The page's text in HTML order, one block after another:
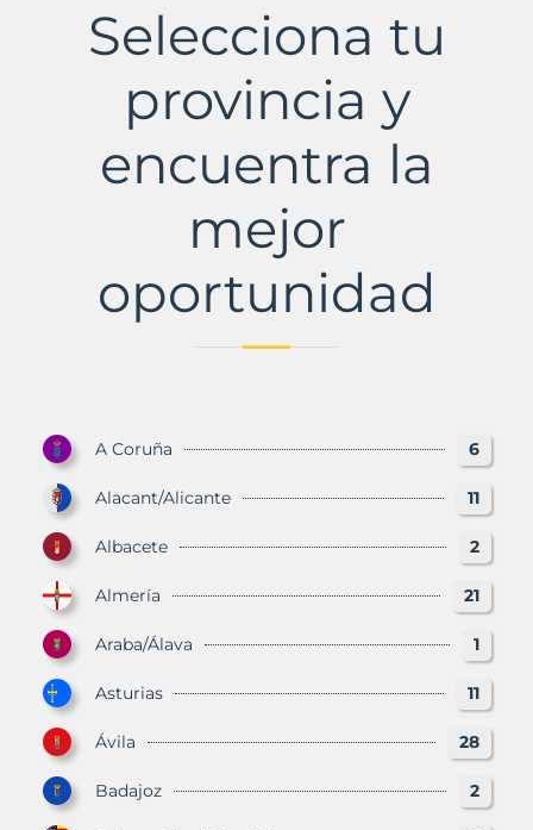
Municipio
Murbalands
Selecciona tu
provincia y
encuentra la
mejor
oportunidad
A Coruña 6
Alacant/Alicante 11
Albacete 2
Almería 21
Araba/Álava 1
Asturias 11
Ávila 28
Badajoz 2